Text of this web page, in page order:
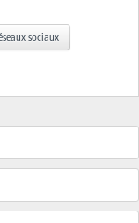
sociaux